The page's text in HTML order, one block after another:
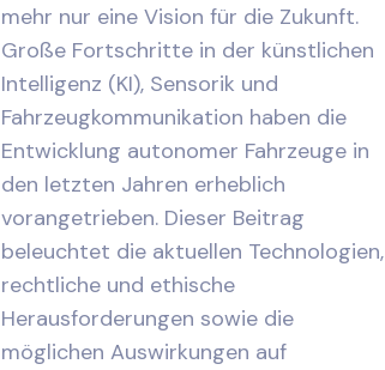
mehr nur eine Vision für die Zukunft.
Große Fortschritte in der künstlichen
Intelligenz (KI), Sensorik und
Fahrzeugkommunikation haben die
Entwicklung autonomer Fahrzeuge in
den letzten Jahren erheblich
vorangetrieben. Dieser Beitrag
beleuchtet die aktuellen Technologien,
rechtliche und ethische
Herausforderungen sowie die
möglichen Auswirkungen auf